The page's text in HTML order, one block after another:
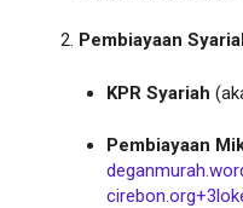
Pembiayaan
KPR Syariah
Pembiayaan
cirebon.org+3